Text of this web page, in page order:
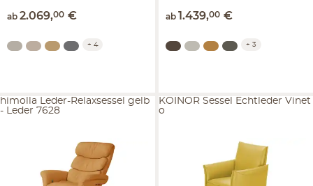
ab 2.069,00 €
+ 4
ab 1.439,00 €
+ 3
himolla Leder-Relaxsessel gelb
- Leder 7628
KOINOR Sessel Echtleder Vinet
o